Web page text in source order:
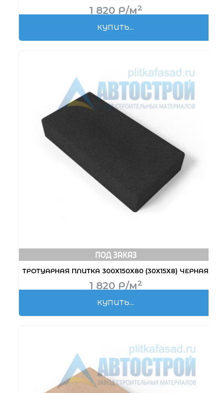
1 820 Р/м2
КУПИТЬ...
ТРОТУАРНАЯ ПЛИТКА 300Х150Х80 (30Х15Х8) ЧЕРНАЯ
1 820 Р/м2
КУПИТЬ...